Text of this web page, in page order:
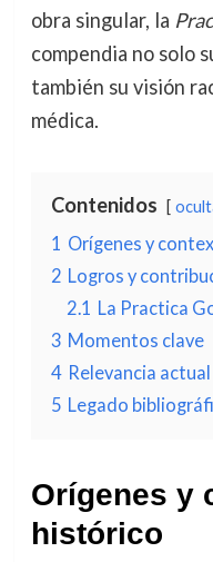
obra singular, la
compendia no solo
también su visión
médica.
Contenidos
1 Orígenes y
2 Logros y
2.1 La Practica
3 Momentos clave
4 Relevancia actual
5 Legado
Orígenes y
histórico